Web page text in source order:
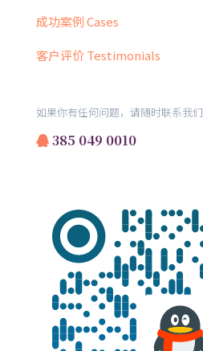
成功案例 Cases
客户评价 Testimonials
如果你有任何问题，请随时联系我们
385 049 0010